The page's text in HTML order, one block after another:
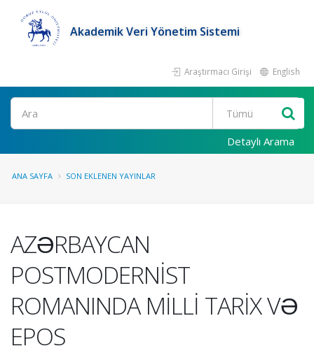
Akademik Veri Yönetim Sistemi
Araştırmacı Girişi English
Ara
Detaylı Arama
ANA SAYFA SON EKLENEN YAYINLAR
AZƏRBAYCAN
POSTMODERNİST
ROMANINDA MİLLİ TARİX VƏ
EPOS